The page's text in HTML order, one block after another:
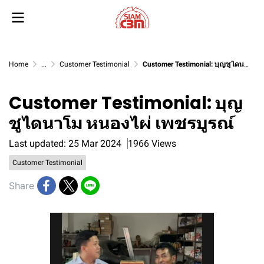
Home ... Customer Testimonial Customer Testimonial: บุญชูไดนาโม หนองไผ่ เพชรบูรณ์
Customer Testimonial: บุญ
ชูไดนาโม หนองไผ่ เพชรบูรณ์
Last updated: 25 Mar 2024 1966 Views
Customer Testimonial
Share